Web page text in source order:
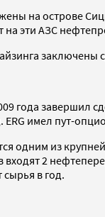
на острове
эти АЗС
заключены
года завершил
ERG имел пут-
одним из
входят 2
в год.